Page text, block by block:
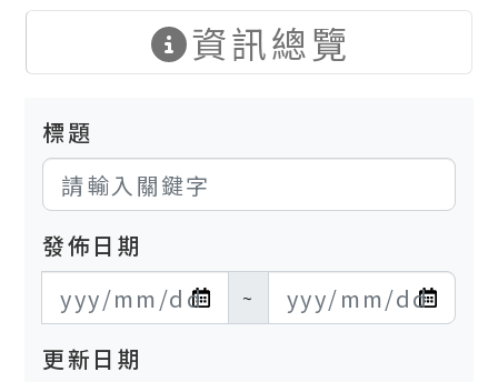
資訊總覽
標題
發佈日期
發布日期開始
~
發布日期結束
更新日期